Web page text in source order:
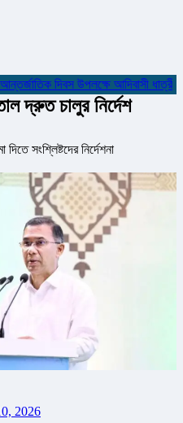
দিবস উপলক্ষে আদিবাসী
দ্রুত চালুর নির্দেশ
সংশ্লিষ্টদের নির্দেশনা
2026